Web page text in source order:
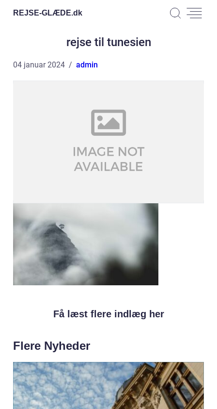
REJSE-GLÆDE.dk
rejse til tunesien
04 januar 2024 admin
Få læst flere indlæg her
Flere Nyheder